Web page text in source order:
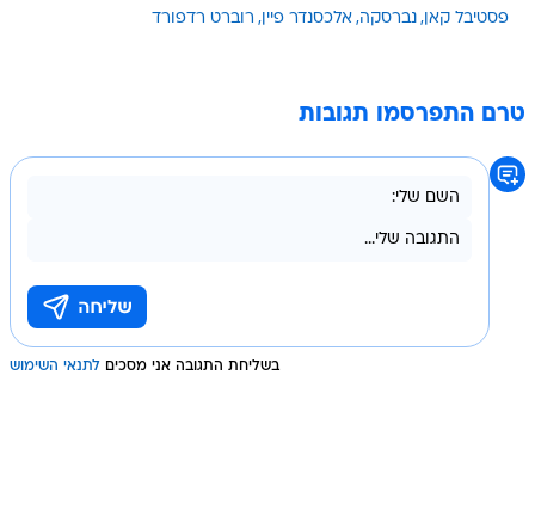
פסטיבל קאן נברסקה אלכסנדר פיין רוברט רדפורד
טרם התפרסמו תגובות
בשליחת התגובה אני מסכים לתנאי השימוש